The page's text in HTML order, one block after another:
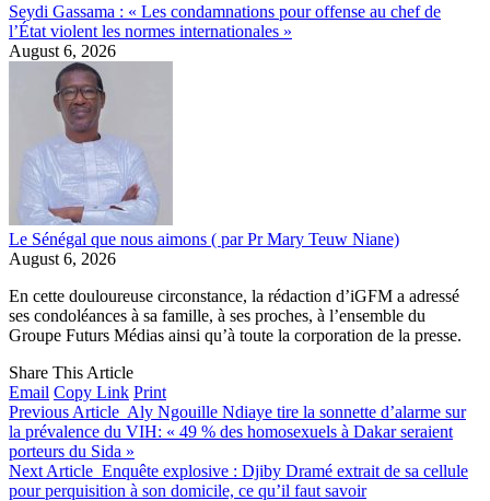
Seydi Gassama : « Les condamnations pour offense au chef de
l’État violent les normes internationales »
August 6, 2026
Le Sénégal que nous aimons ( par Pr Mary Teuw Niane)
August 6, 2026
En cette douloureuse circonstance, la rédaction d’iGFM a adressé
ses condoléances à sa famille, à ses proches, à l’ensemble du
Groupe Futurs Médias ainsi qu’à toute la corporation de la presse.
Share This Article
Email Copy Link Print
Previous Article Aly Ngouille Ndiaye tire la sonnette d’alarme sur
la prévalence du VIH: « 49 % des homosexuels à Dakar seraient
porteurs du Sida »
Next Article Enquête explosive : Djiby Dramé extrait de sa cellule
pour perquisition à son domicile, ce qu’il faut savoir